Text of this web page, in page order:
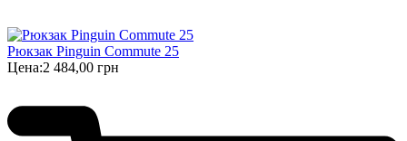
Рюкзак Pinguin Commute 25
Цена:2 484,00 грн